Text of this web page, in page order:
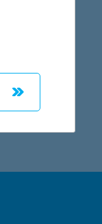
utolsó →